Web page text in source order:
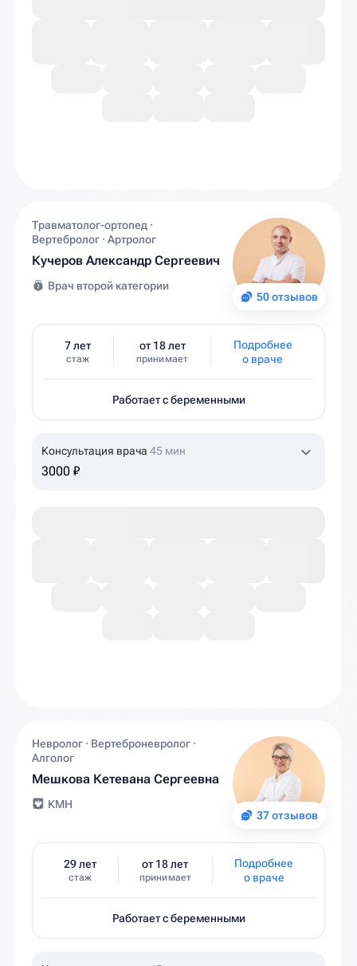
50 отзывов
Травматолог-ортопед ·
Вертебролог · Артролог
Кучеров Александр Сергеевич
Врач второй категории
7 лет
стаж
от 18 лет
принимает
Подробнее
о враче
Работает с беременными
Консультация врача 45 мин
3000 ₽
37 отзывов
Невролог · Вертеброневролог ·
Алголог
Мешкова Кетевана Сергеевна
КМН
29 лет
стаж
от 18 лет
принимает
Подробнее
о враче
Работает с беременными